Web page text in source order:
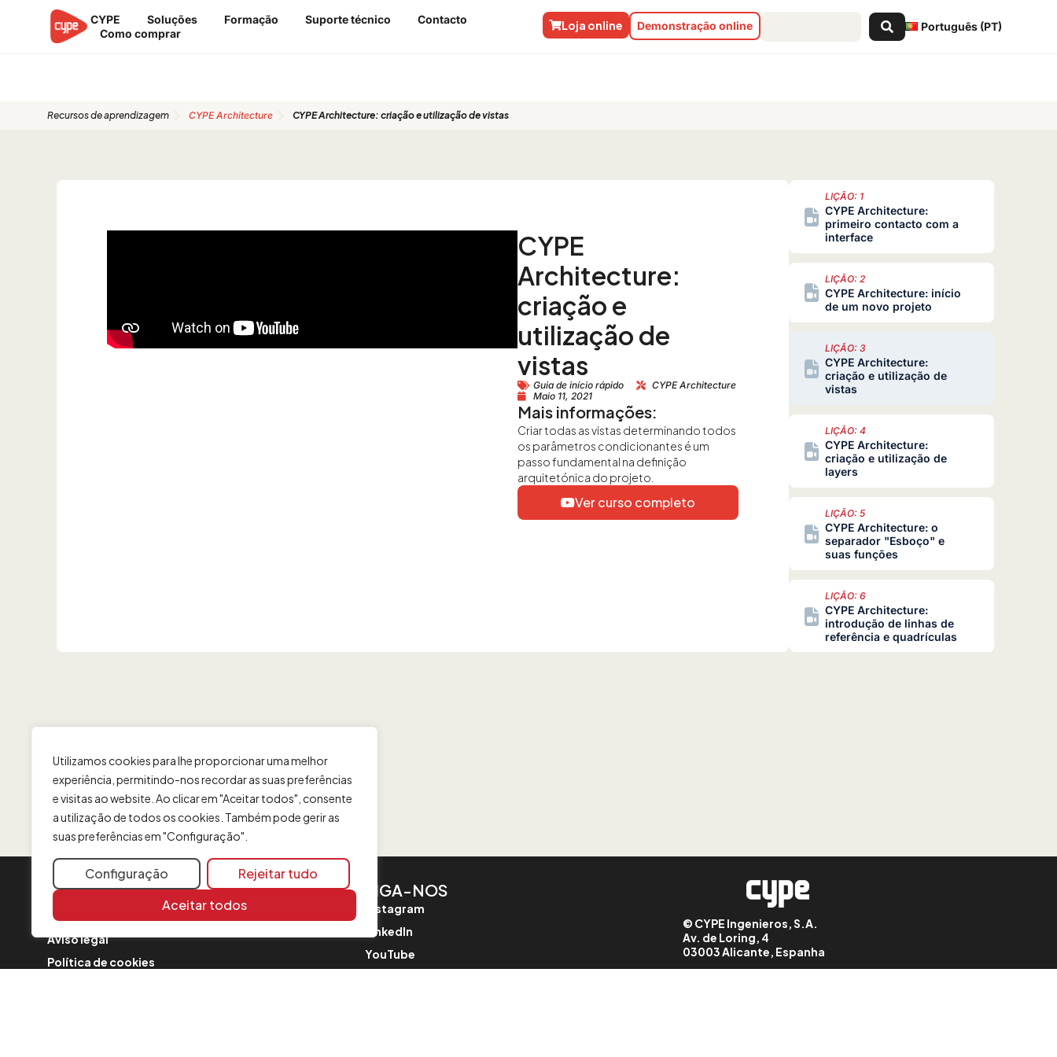
Utilizamos cookies para lhe proporcionar uma melhor
experiência, permitindo-nos recordar as suas preferências
e visitas ao website. Ao clicar em "Aceitar todos", consente
a utilização de todos os cookies. Também pode gerir as
suas preferências em "Configuração".
Configuração
Rejeitar tudo
Aceitar todos
CYPE Soluções Formação Suporte técnico
Contacto
Como comprar
Português (PT)
Search
...
Demonstração online
Loja online
Recursos de aprendizagem CYPE Architecture CYPE Architecture: criação e utilização de vistas
CYPE
Architecture:
criação e
utilização de
vistas
Guia de início rápido
CYPE Architecture
Maio 11, 2021
Mais informações:
Criar todas as vistas determinando todos
os parâmetros condicionantes é um
passo fundamental na definição
arquitetónica do projeto.
Ver curso completo
LIÇÃO: 1
CYPE Architecture:
primeiro contacto com a
interface
LIÇÃO: 2
CYPE Architecture: início
de um novo projeto
LIÇÃO: 3
CYPE Architecture:
criação e utilização de
vistas
LIÇÃO: 4
CYPE Architecture:
criação e utilização de
layers
LIÇÃO: 5
CYPE Architecture: o
separador "Esboço" e
suas funções
LIÇÃO: 6
CYPE Architecture:
introdução de linhas de
referência e quadrículas
CYPE Architecture:
INFORMAÇÃO
Contacto
Aviso legal
Política de cookies
SIGA-NOS
Instagram
LinkedIn
YouTube
© CYPE Ingenieros, S.A.
Av. de Loring, 4
03003 Alicante, Espanha